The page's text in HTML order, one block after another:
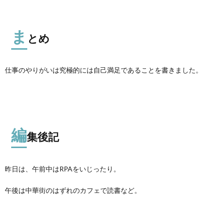
ま とめ
仕事のやりがいは究極的には自己満足であることを書きました。
編集後記
昨日は、午前中はRPAをいじったり。
午後は中華街のはずれのカフェで読書など。